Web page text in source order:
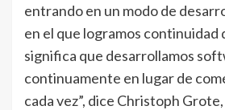
entrando en un modo de
en el que logramos
significa que desarrollamos
continuamente en lugar de
cada vez”, dice Christoph